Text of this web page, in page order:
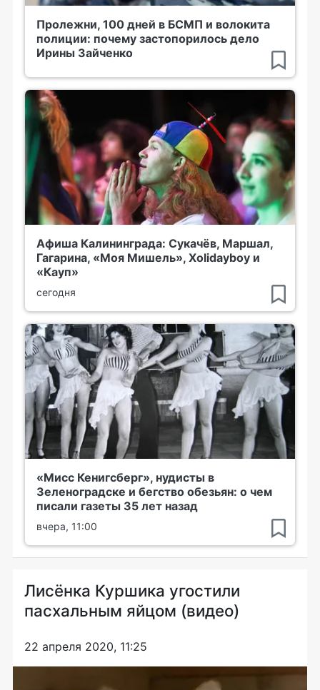
Пролежни, 100 дней в БСМП и волокита
полиции: почему застопорилось дело
Ирины Зайченко
Афиша Калининграда: Сукачёв, Маршал,
Гагарина, «Моя Мишель», Xolidayboy и
«Кауп»
сегодня
«Мисс Кенигсберг», нудисты в
Зеленоградске и бегство обезьян: о чем
писали газеты 35 лет назад
вчера, 11:00
Лисёнка Куршика угостили
пасхальным яйцом (видео)
22 апреля 2020, 11:25